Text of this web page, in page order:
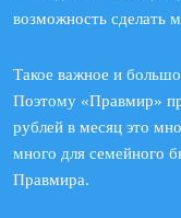
возможность сделать
Такое важное и
Поэтому «Правмир»
рублей в месяц это
много для семейного
Правмира.